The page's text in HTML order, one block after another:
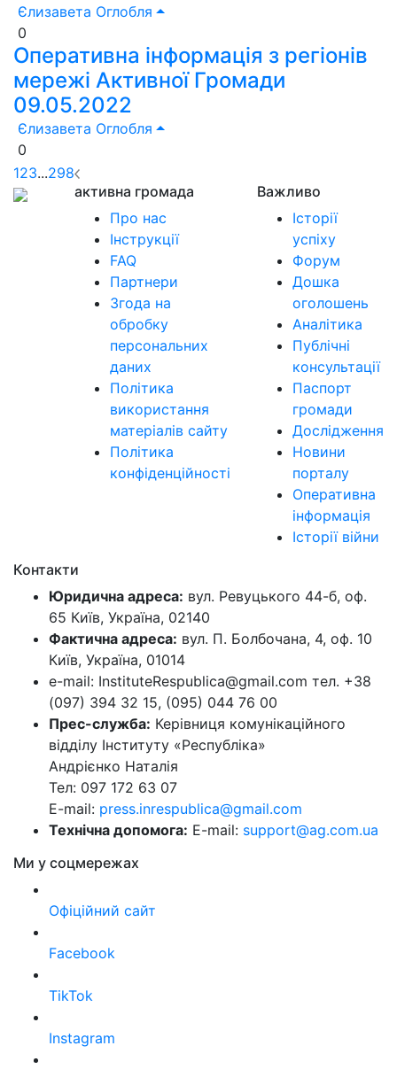
Єлизавета Оглобля
0
Оперативна інформація з регіонів
мережі Активної Громади
09.05.2022
Єлизавета Оглобля
0
123...298
активна громада
Про нас
Інструкції
FAQ
Партнери
Згода на
обробку
персональних
даних
Політика
використання
матеріалів сайту
Політика
конфіденційності
Важливо
Історії
успіху
Форум
Дошка
оголошень
Аналітика
Публічні
консультації
Паспорт
громади
Дослідження
Новини
порталу
Оперативна
інформація
Історії війни
Контакти
Юридична адреса: вул. Ревуцького 44-б, оф.
65 Київ, Україна, 02140
Фактична адреса: вул. П. Болбочана, 4, оф. 10
Київ, Україна, 01014
e-mail: InstituteRespublica@gmail.com тел. +38
(097) 394 32 15, (095) 044 76 00
Прес-служба: Керівниця комунікаційного
відділу Інституту «Республіка»
Андрієнко Наталія
Тел: 097 172 63 07
E-mail: press.inrespublica@gmail.com
Технічна допомога: E-mail: support@ag.com.ua
Ми у соцмережах
Офіційний сайт
Facebook
TikTok
Instagram